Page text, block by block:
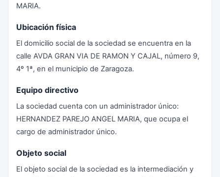
MARIA.
Ubicación física
El domicilio social de la sociedad se encuentra en la
calle AVDA GRAN VIA DE RAMON Y CAJAL, número 9,
4º 1ª, en el municipio de Zaragoza.
Equipo directivo
La sociedad cuenta con un administrador único:
HERNANDEZ PAREJO ANGEL MARIA, que ocupa el
cargo de administrador único.
Objeto social
El objeto social de la sociedad es la intermediación y